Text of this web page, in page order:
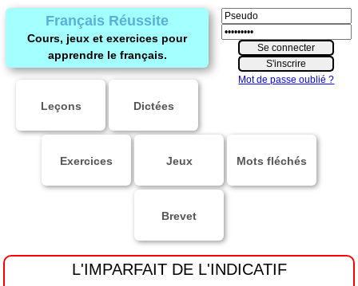
Français Réussite
Cours, jeux et exercices pour
apprendre le français.
Mot de passe oublié ?
Leçons Dictées
Exercices Jeux Mots fléchés
Brevet
L'IMPARFAIT DE L'INDICATIF